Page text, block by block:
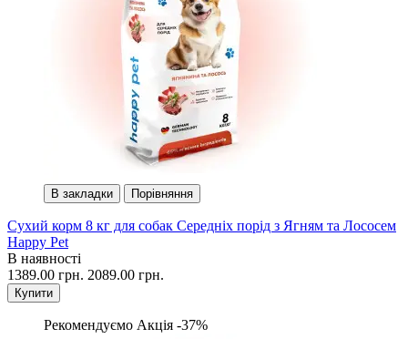
В закладки Порівняння
Сухий корм 8 кг для собак Середніх порід з Ягням та Лососем
Happy Pet
В наявності
1389.00 грн. 2089.00 грн.
Купити
Рекомендуємо Акція -37%